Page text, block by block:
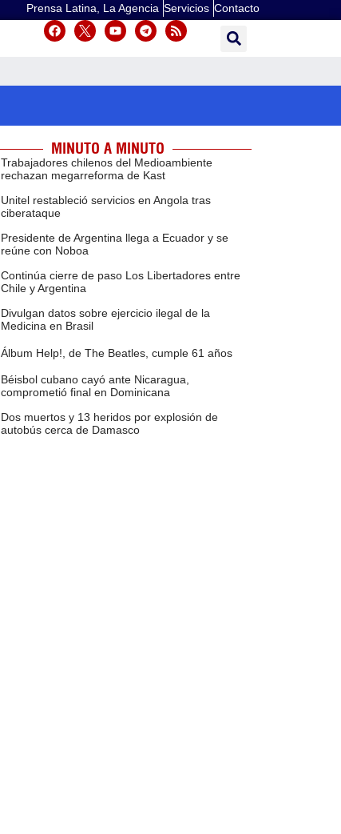
Prensa Latina, La Agencia Servicios Contacto
MINUTO A MINUTO
Trabajadores chilenos del Medioambiente
rechazan megarreforma de Kast
Unitel restableció servicios en Angola tras
ciberataque
Presidente de Argentina llega a Ecuador y se
reúne con Noboa
Continúa cierre de paso Los Libertadores entre
Chile y Argentina
Divulgan datos sobre ejercicio ilegal de la
Medicina en Brasil
Álbum Help!, de The Beatles, cumple 61 años
Béisbol cubano cayó ante Nicaragua,
comprometió final en Dominicana
Dos muertos y 13 heridos por explosión de
autobús cerca de Damasco